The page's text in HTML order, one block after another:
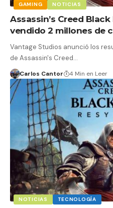
GAMING NOTICIAS
Assassin’s Creed
vendido 2 millones de
Vantage Studios anunció los
de Assassin's Creed…
Carlos Cantor 4 Min en Leer
NOTICIAS TECNOLOGÍA